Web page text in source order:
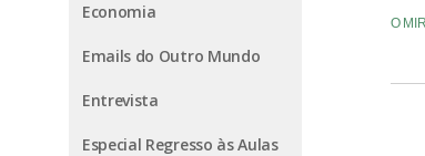
Economia
Emails do Outro Mundo
Entrevista
Especial Regresso às Aulas
O